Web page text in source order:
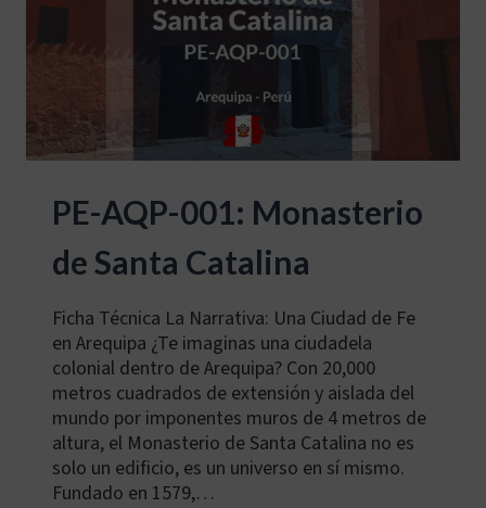
PE-AQP-001: Monasterio
de Santa Catalina
Ficha Técnica La Narrativa: Una Ciudad de Fe
en Arequipa ¿Te imaginas una ciudadela
colonial dentro de Arequipa? Con 20,000
metros cuadrados de extensión y aislada del
mundo por imponentes muros de 4 metros de
altura, el Monasterio de Santa Catalina no es
solo un edificio, es un universo en sí mismo.
Fundado en 1579,…